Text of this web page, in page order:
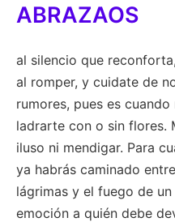
ABRAZAOS
al silencio que
al romper, y cuidate de
rumores, pues es
ladrarte con o sin flores.
iluso ni mendigar. Para
ya habrás caminado
lágrimas y el fuego de
emoción a quién debe